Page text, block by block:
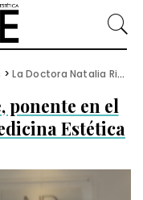
>La Doctora Natalia Ribé, ponente en el Congreso Europeo de Medicina Estética
ponente en el
Estética